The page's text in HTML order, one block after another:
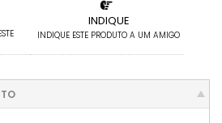
INDIQUE
INDIQUE ESTE PRODUTO A UM AMIGO